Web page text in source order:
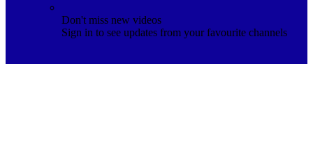
Don't miss new videos
Sign in to see updates from your favourite channels